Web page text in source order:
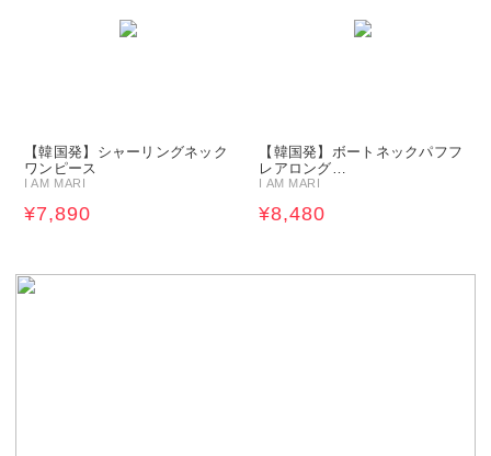
【韓国発】シャーリングネック
ワンピース
I AM MARI
¥7,890
【韓国発】ボートネックパフフ
レアロング…
I AM MARI
¥8,480